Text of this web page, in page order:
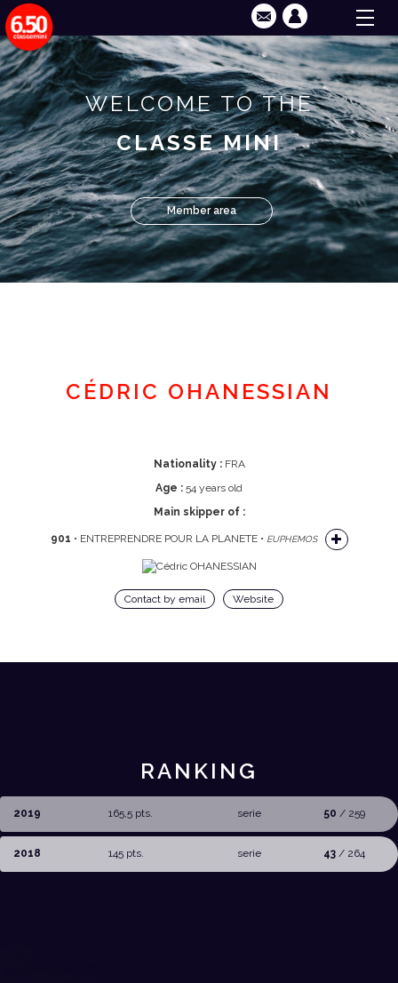
WELCOME TO THE
CLASSE MINI
Member area
CÉDRIC OHANESSIAN
Nationality :FRA
Age : 54 years old
Main skipper of :
901 • ENTREPRENDRE POUR LA PLANETE • EUPHEMOS
Contact by email Website
RANKING
2019 165,5 pts. serie 50 / 259
2018 145 pts. serie 43 / 264